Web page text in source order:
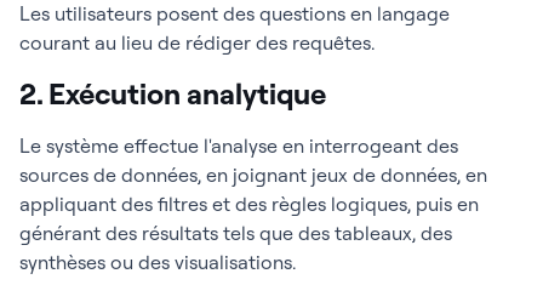
Les utilisateurs posent des questions en langage
courant au lieu de rédiger des requêtes.
2. Exécution analytique
Le système effectue l'analyse en interrogeant des
sources de données, en joignant jeux de données, en
appliquant des filtres et des règles logiques, puis en
générant des résultats tels que des tableaux, des
synthèses ou des visualisations.